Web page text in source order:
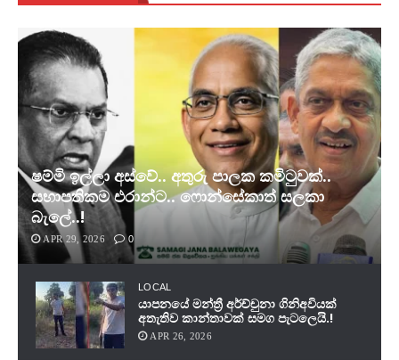
ෂම්මි ඉල්ලා අස්වේ.. අතුරු පාලක කමිටුවක්..
සභාපතිකම එරාන්ට.. ෆොන්සේකාත් සලකා
බැලේ..!
APR 29, 2026 0
LOCAL
යාපනයේ මන්ත්‍රී අර්ච්චුනා ගිනිඅවියක්
අතැතිව කාන්තාවක් සමග පැටලෙයි.!
APR 26, 2026